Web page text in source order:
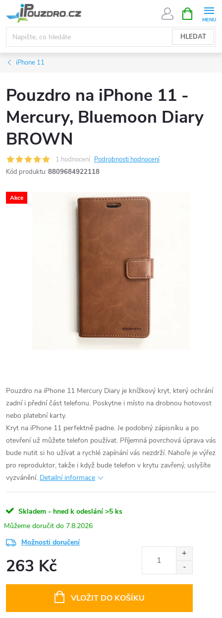
na
obsah
HLEDAT
NÁKUPNÍ
KOŠÍK
iPhone 11
Pouzdro na iPhone 11 -
Mercury, Bluemoon Diary
BROWN
1 hodnocení Podrobnosti hodnocení
Kód produktu: 8809684922118
Akce
Pouzdro na iPhone 11 Mercury Diary je knížkový kryt, který ochrání
zadní i přední část telefonu. Poskytne i místo na drobnou hotovost
nebo platební karty.
Kryt na iPhone 11 perfektně padne. Je podobný zápisníku a po
otevření už můžete telefon používat. Příjemná povrchová úprava vás
bude nutit si ho užívat a rychlé zapínání vás nezdrží. Nahoře je výřez
pro reproduktor, takže i když bude telefon v krytu zavřený, uslyšíte
vyzvánění. Detailní informace
Skladem - hned k odeslání >5 ks
7.8.2026
Možnosti doručení
263 Kč
VLOŽIT DO KOŠÍKU